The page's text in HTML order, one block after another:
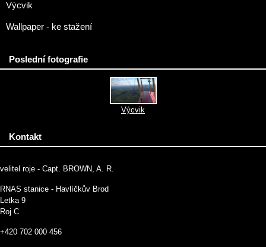
Výcvik
Wallpaper - ke stažení
Poslední fotografie
Výcvik
Kontakt
velitel roje - Capt. BROWN, A. R.
RNAS stanice - Havlíčkův Brod
Letka 9
Roj C
+420 702 000 456